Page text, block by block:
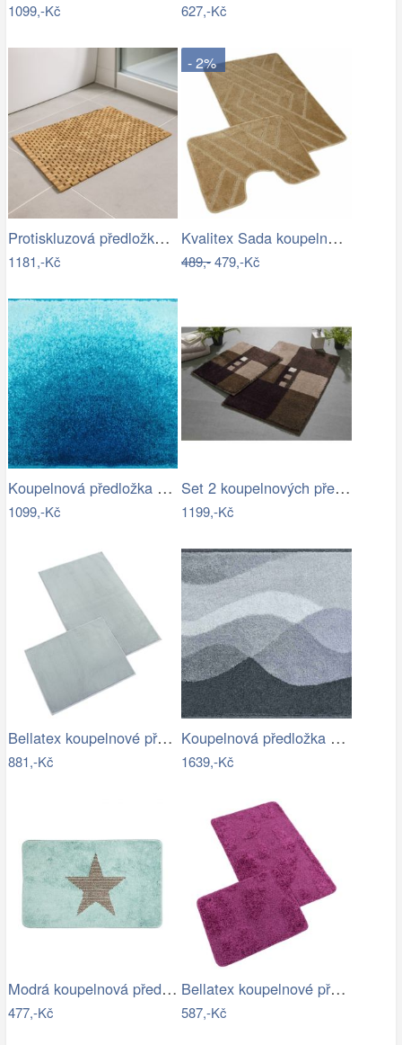
1099,-Kč 627,-Kč
Protiskluzová předložka do koupelny,…
1181,-Kč
- 2%
Kvalitex Sada koupelnových předložek…
489,-479,-Kč
Koupelnová předložka SUNSHINE
1099,-Kč
Set 2 koupelnových předložek MERKUR
1199,-Kč
Bellatex koupelnové předložky BANYGOLD…
881,-Kč
Koupelnová předložka HILLS
1639,-Kč
Modrá koupelnová předložka s hvězdou -…
477,-Kč
Bellatex koupelnové předložky…
587,-Kč